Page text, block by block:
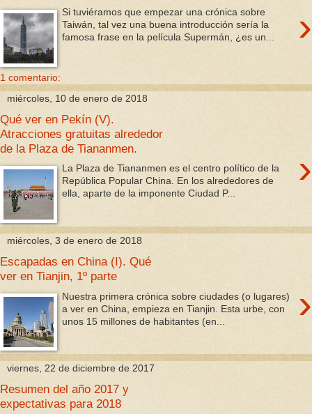
›
Si tuviéramos que empezar una crónica sobre
Taiwán, tal vez una buena introducción sería la
famosa frase en la película Supermán, ¿es un...
1 comentario:
miércoles, 10 de enero de 2018
Qué ver en Pekín (V).
Atracciones gratuitas alrededor
de la Plaza de Tiananmen.
›
La Plaza de Tiananmen es el centro político de la
República Popular China. En los alrededores de
ella, aparte de la imponente Ciudad P...
miércoles, 3 de enero de 2018
Escapadas en China (I). Qué
ver en Tianjin, 1º parte
›
Nuestra primera crónica sobre ciudades (o lugares)
a ver en China, empieza en Tianjin. Esta urbe, con
unos 15 millones de habitantes (en...
viernes, 22 de diciembre de 2017
Resumen del año 2017 y
expectativas para 2018